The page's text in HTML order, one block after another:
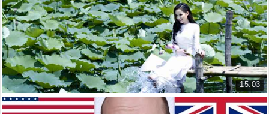
Wheels On The Bus and MORE from ...
10.032 lượt xem
15:03
Luyện nghe tiếng Anh theo chủ đề: Áo dài Việt ...